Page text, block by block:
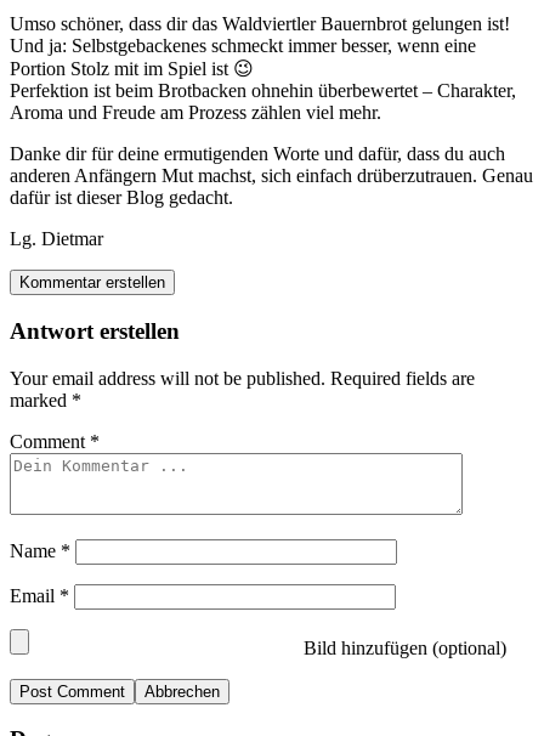
Umso schöner, dass dir das Waldviertler Bauernbrot gelungen ist!
Und ja: Selbstgebackenes schmeckt immer besser, wenn eine
Portion Stolz mit im Spiel ist 😉
Perfektion ist beim Brotbacken ohnehin überbewertet – Charakter,
Aroma und Freude am Prozess zählen viel mehr.
Danke dir für deine ermutigenden Worte und dafür, dass du auch
anderen Anfängern Mut machst, sich einfach drüberzutrauen. Genau
dafür ist dieser Blog gedacht.
Lg. Dietmar
Kommentar erstellen
Antwort erstellen
Your email address will not be published. Required fields are
marked *
Comment *
Name *
Email *
Bild hinzufügen (optional)
Abbrechen